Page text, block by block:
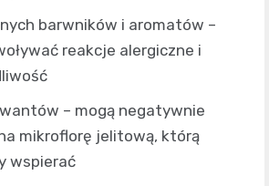
barwników i aromatów –
reakcje alergiczne i
– mogą negatywnie
mikroflorę jelitową, którą
wspierać